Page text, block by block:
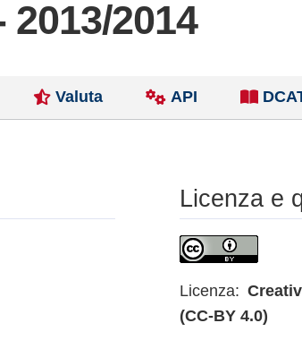
2014
Valuta API
Licenza e
Licenza:
(CC-BY 4.0)